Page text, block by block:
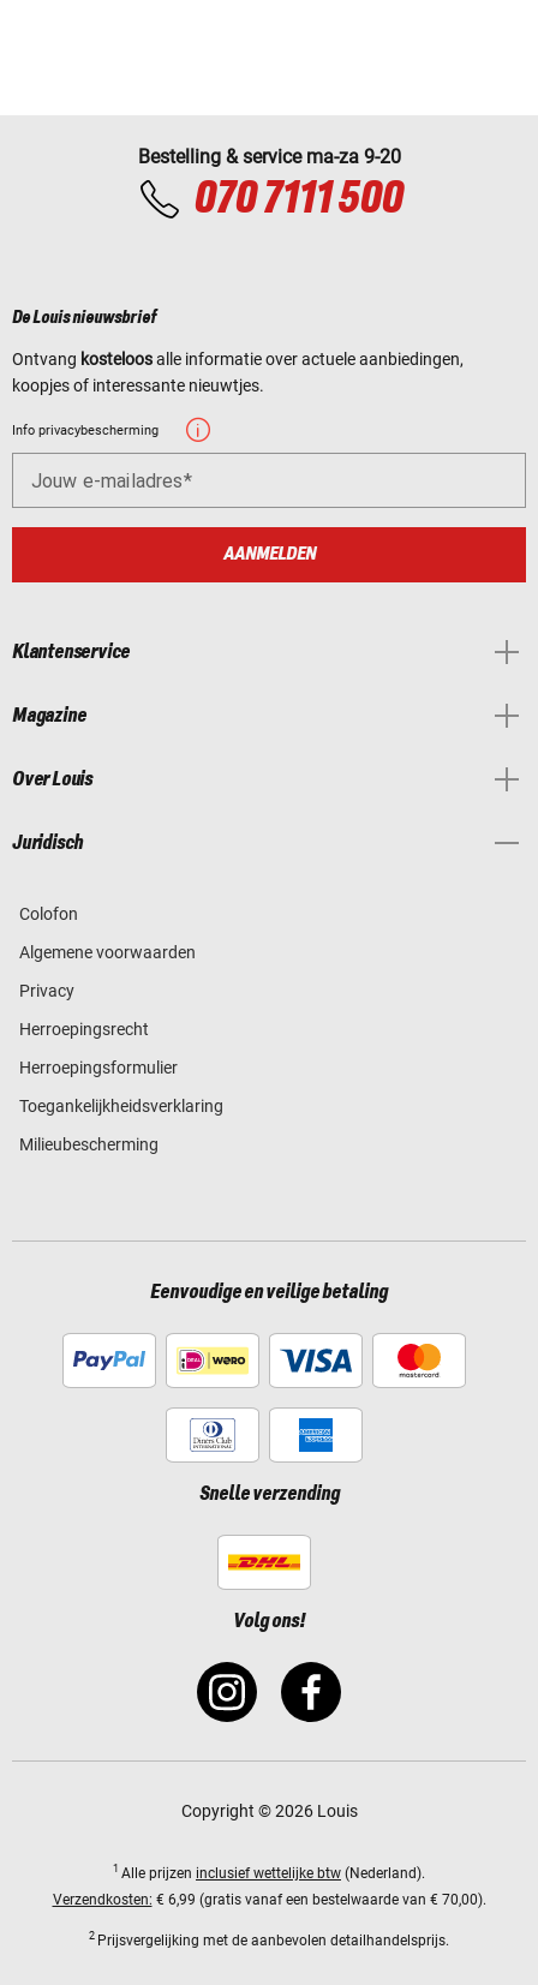
Bestelling & service ma-za 9-20
070 7111 500
De Louis nieuwsbrief
Ontvang kosteloosalle informatie over actuele aanbiedingen,
koopjes of interessante nieuwtjes.
Info privacybescherming
Jouw e-mailadres
AANMELDEN
Klantenservice
Magazine
Over Louis
Juridisch
Colofon
Algemene voorwaarden
Privacy
Herroepingsrecht
Herroepingsformulier
Toegankelijkheidsverklaring
Milieubescherming
Eenvoudige en veilige betaling
Snelle verzending
Volg ons!
Copyright © 2026 Louis
1 Alle prijzen inclusief wettelijke btw (Nederland).
Verzendkosten: € 6,99 (gratis vanaf een bestelwaarde van € 70,00).
2 Prijsvergelijking met de aanbevolen detailhandelsprijs.